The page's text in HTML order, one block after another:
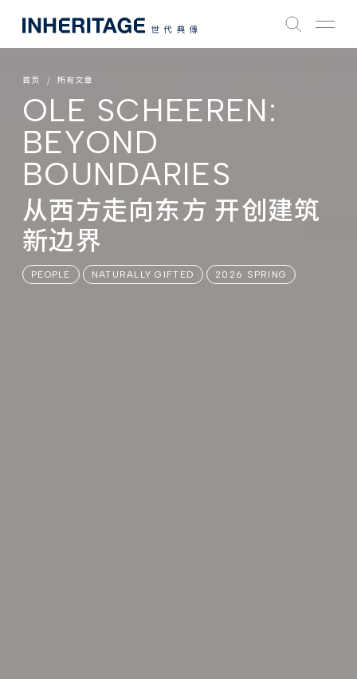
首页 所有文章
OLE SCHEEREN:
BEYOND
BOUNDARIES
从西方走向东方 开创建筑
新边界
PEOPLE NATURALLY GIFTED 2026 SPRING